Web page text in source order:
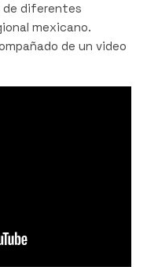
de diferentes
mexicano.
de un video